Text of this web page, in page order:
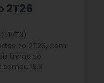
2T26
no 2T26, com
linhas do
15,8